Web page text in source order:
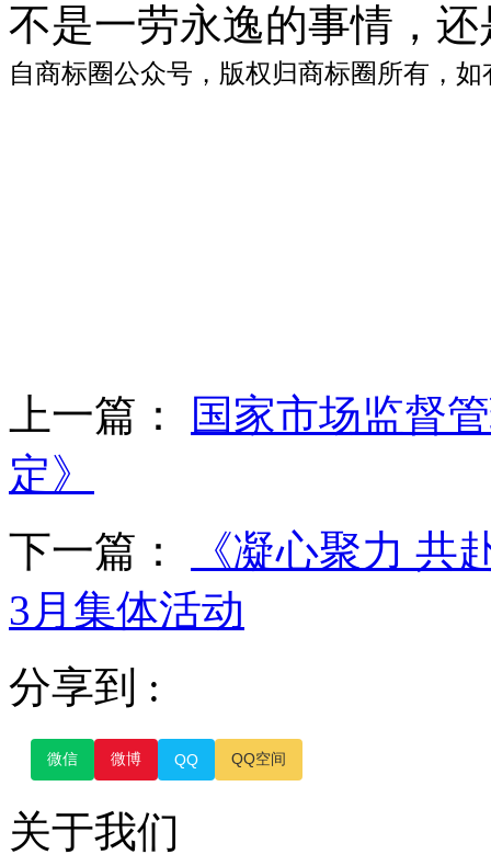
不是一劳永逸的事情，
自商标圈公众号，版权归商标圈所有，
上一篇：
国家市场监督
定》
下一篇：
《凝心聚力 共
3月集体活动
分享到 :
微信 微博 QQ QQ空间
关于我们